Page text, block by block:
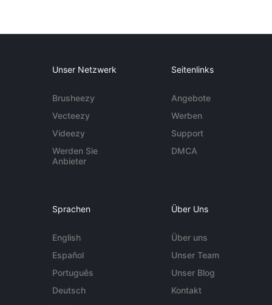
Unser Netzwerk
Brusheezy
Vecteezy
Videezy
Werden Sie
Anbieter
Seitenlinks
Angebote
Werben
Support
DMCA
Sprachen
English
Español
Português
Deutsch
Über Uns
Über uns
Unser Team
Unser Blog
Kontakt